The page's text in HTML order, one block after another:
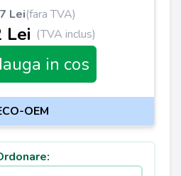
Lei(fara TVA)
Lei (TVA inclus)
in cos
OEM